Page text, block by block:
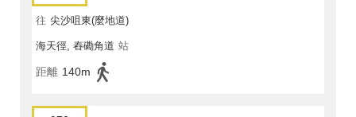
往 尖沙咀東(麼地道)
海天徑, 舂磡角道 站
距離 140m